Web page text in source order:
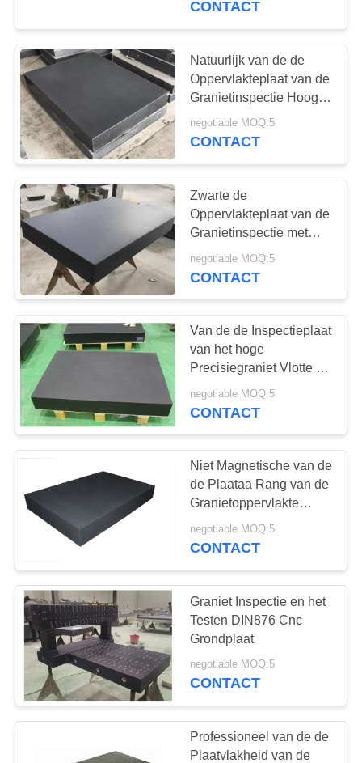
CONTACT
Natuurlijk van de de
Oppervlakteplaat van de
Granietinspectie Hoog
de Hardheids Lang
Beroepsleven
negotiable MOQ:5
CONTACT
Zwarte de
Oppervlakteplaat van de
Granietinspectie met
Tribune
negotiable MOQ:5
CONTACT
Van de de Inspectieplaat
van het hoge
Precisiegraniet Vlotte de
Oppervlakteplaat van
het de Vlakke
negotiable MOQ:5
CONTACT
Niet Magnetische van de
de Plaataa Rang van de
Granietoppervlakte
gemakkelijk
Schoongemaakt de
negotiable MOQ:5
CONTACT
Graniet Inspectie en het
Testen DIN876 Cnc
Grondplaat
negotiable MOQ:5
CONTACT
Professioneel van de de
Plaatvlakheid van de